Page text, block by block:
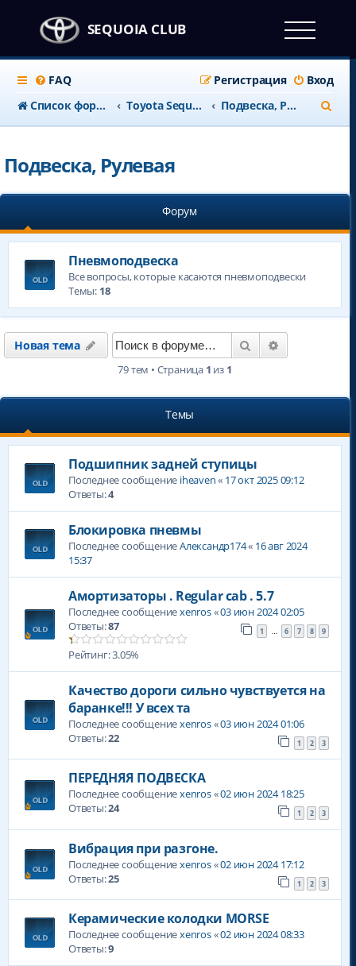
SEQUOIA CLUB
FAQ Вход
Регистрация
Список форумов
Тоyota Sequoia c 2008 года Подвеска, Рулевая
о
Подвеска, Рулевая
Форум
Пневмоподвеска
Все вопросы, которые касаются пневмоподвески
Темы: 18
Новая тема Поиск
79 тем • Страница 1 из 1
Темы
Подшипник задней ступицы
Последнее сообщение iheaven« 17 окт 2025 09:12
Ответы:4
Блокировка пневмы
Последнее сообщениеАлександр174« 16 авг 2024
15:37
Амортизаторы . Regular cab . 5.7
Последнее сообщениеxenros«03 июн 2024 02:05
Ответы:87 1 … 6 7 8 9
Рейтинг: 3.05%
Качество дороги сильно чувствуется на
баранке!!! У всех та
Последнее сообщениеxenros«03 июн 2024 01:06
Ответы:22 1 2 3
ПЕРЕДНЯЯ ПОДВЕСКА
Последнее сообщениеxenros«02 июн 2024 18:25
Ответы:24 1 2 3
Вибрация при разгоне.
Последнее сообщениеxenros«02 июн 2024 17:12
Ответы:25 1 2 3
Керамические колодки MORSE
Последнее сообщениеxenros«02 июн 2024 08:33
Ответы:9